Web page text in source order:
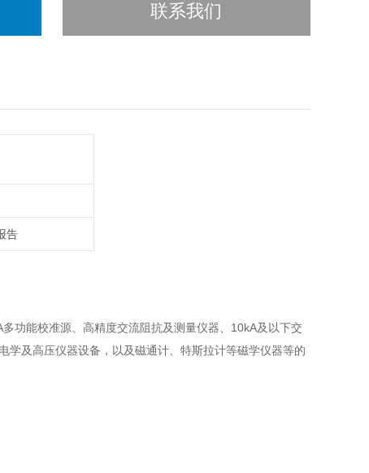
联系我们
告
功能校准源、高精度交流阻抗及测量仪器、10kA及以下交
及高压仪器设备，以及磁通计、特斯拉计等磁学仪器等的